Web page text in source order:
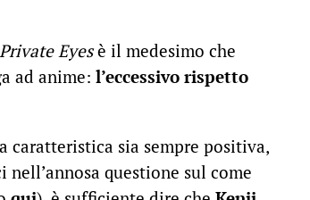
Eyesè il medesimo che
ad anime: l’eccessivo rispetto
caratteristica sia sempre positiva,
nell’annosa questione sul come